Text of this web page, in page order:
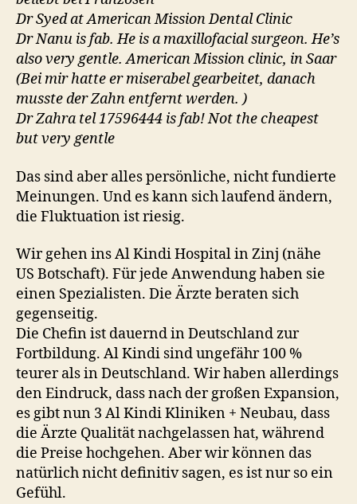
Dr Syed at American Mission Dental Clinic
Dr Nanu is fab. He is a maxillofacial surgeon. He’s
also very gentle. American Mission clinic, in Saar
(Bei mir hatte er miserabel gearbeitet, danach
musste der Zahn entfernt werden. )
Dr Zahra tel 17596444 is fab! Not the cheapest
but very gentle
Das sind aber alles persönliche, nicht fundierte
Meinungen. Und es kann sich laufend ändern,
die Fluktuation ist riesig.
Wir gehen ins Al Kindi Hospital in Zinj (nähe
US Botschaft). Für jede Anwendung haben sie
einen Spezialisten. Die Ärzte beraten sich
gegenseitig.
Die Chefin ist dauernd in Deutschland zur
Fortbildung. Al Kindi sind ungefähr 100 %
teurer als in Deutschland. Wir haben allerdings
den Eindruck, dass nach der großen Expansion,
es gibt nun 3 Al Kindi Kliniken + Neubau, dass
die Ärzte Qualität nachgelassen hat, während
die Preise hochgehen. Aber wir können das
natürlich nicht definitiv sagen, es ist nur so ein
Gefühl.